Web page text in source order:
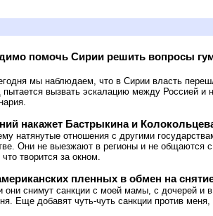
помочь Сирии решить вопросы
мы наблюдаем, что в Сирии власть
пытается вызвать эскалацию между Россией
накажет Бастрыкина и
натянутые отношения с другими
Они не выезжают в регионы и не
творится за окном.
пленных в обмен на
они снимут санкции с моей мамы, с дочерей и
Еще добавят чуть-чуть санкции против